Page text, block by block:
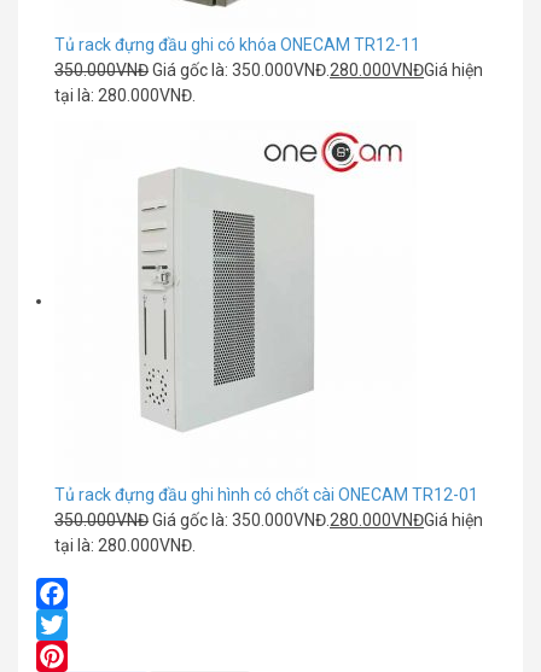
Tủ rack đựng đầu ghi có khóa ONECAM TR12-11
350.000VNĐGiá gốc là: 350.000VNĐ. 280.000VNĐGiá hiện
tại là: 280.000VNĐ.
Tủ rack đựng đầu ghi hình có chốt cài ONECAM TR12-01
350.000VNĐGiá gốc là: 350.000VNĐ. 280.000VNĐGiá hiện
tại là: 280.000VNĐ.
Facebook
Twitter